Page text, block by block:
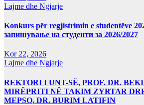
Lajme dhe Ngjarje
Konkurs për regjistrimin e studentëve
запишување на студенти за 2026/2027
Kor 22, 2026
Lajme dhe Ngjarje
REKTORI I UNT-SË, PROF. DR.
MIRËPRITI NË TAKIM ZYRTAR
MEPSO, DR. BURIM LATIFIN